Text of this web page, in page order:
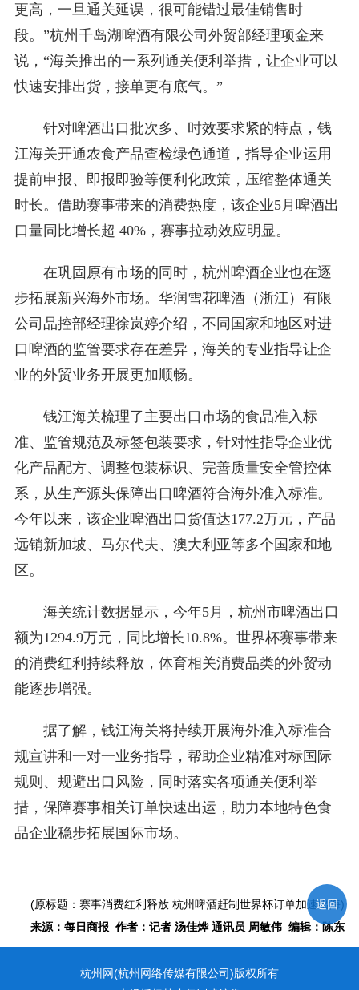
更高，一旦通关延误，很可能错过最佳销售时
段。”杭州千岛湖啤酒有限公司外贸部经理项金来
说，“海关推出的一系列通关便利举措，让企业可以
快速安排出货，接单更有底气。”
针对啤酒出口批次多、时效要求紧的特点，钱
江海关开通农食产品查检绿色通道，指导企业运用
提前申报、即报即验等便利化政策，压缩整体通关
时长。借助赛事带来的消费热度，该企业5月啤酒出
口量同比增长超 40%，赛事拉动效应明显。
在巩固原有市场的同时，杭州啤酒企业也在逐
步拓展新兴海外市场。华润雪花啤酒（浙江）有限
公司品控部经理徐岚婷介绍，不同国家和地区对进
口啤酒的监管要求存在差异，海关的专业指导让企
业的外贸业务开展更加顺畅。
钱江海关梳理了主要出口市场的食品准入标
准、监管规范及标签包装要求，针对性指导企业优
化产品配方、调整包装标识、完善质量安全管控体
系，从生产源头保障出口啤酒符合海外准入标准。
今年以来，该企业啤酒出口货值达177.2万元，产品
远销新加坡、马尔代夫、澳大利亚等多个国家和地
区。
海关统计数据显示，今年5月，杭州市啤酒出口
额为1294.9万元，同比增长10.8%。世界杯赛事带来
的消费红利持续释放，体育相关消费品类的外贸动
能逐步增强。
据了解，钱江海关将持续开展海外准入标准合
规宣讲和一对一业务指导，帮助企业精准对标国际
规则、规避出口风险，同时落实各项通关便利举
措，保障赛事相关订单快速出运，助力本地特色食
品企业稳步拓展国际市场。
(原标题：赛事消费红利释放 杭州啤酒赶制世界杯订单加速出海)
来源：每日商报 作者：记者 汤佳烨 通讯员 周敏伟 编辑：陈东
杭州网(杭州网络传媒有限公司)版权所有
返回